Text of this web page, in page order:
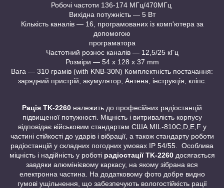
Робочі частоти 136-174 МГц/470МГц
Вихідна потужність — 5 Вт
Кількість каналів — 16, програмованих із комп'ютера за
допомогою
програматора
Частотний рознос каналів — 12,5/25 кГц
Розміри — 54 x 128 x 37 mm
Вага — 310 грамів (with KNB-30N) Комплектність постачання:
зарядний пристрій, акумулятор, Антена, інструкція, кліпс.
Рація TK-2260 належить до професійних радіостанцій
підвищеної потужності. Міцність і витривалість корпусу
відповідає військовим стандартам США MIL-810C,D,E,F у
частині стійкості до ударів і вібрації, а також стандарту роботи
радіостанцій у складних погодних умовах IP 54/55. Особлива
міцність і надійність у роботі радіостації TK-2260досягається
завдяки алюмінієвому каркасу, на якому зібрана вся
електронна частина. На додатковому фото добре видно
гумові ущільнення, що забезпечують вологостійкість рації